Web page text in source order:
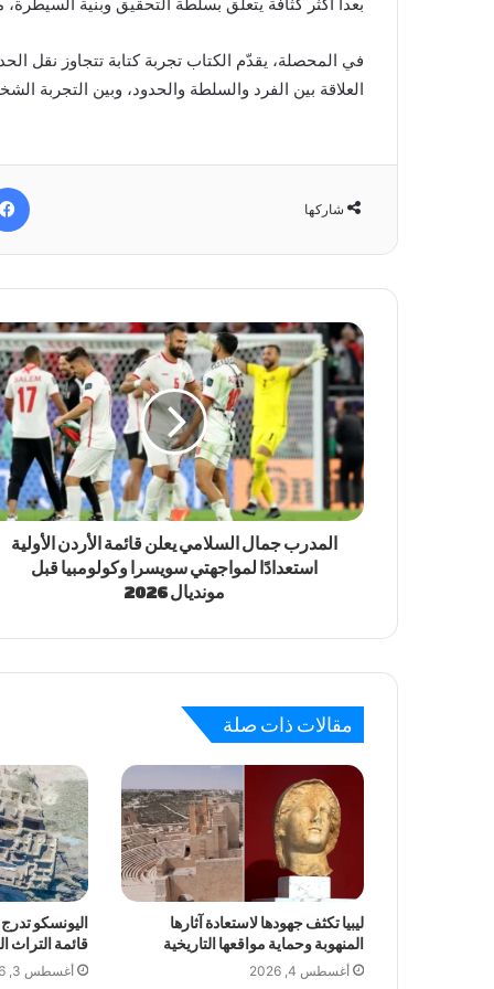
في المحصلة، يقدّم الكتاب تجربة كتابة تتجاوز نقل
العلاقة بين الفرد والسلطة والحدود، وبين التجربة
شاركها
المدرب جمال السلامي يعلن قائمة الأردن الأولية
استعدادًا لمواجهتي سويسرا وكولومبيا قبل
مونديال 2026
مقالات ذات صلة
ليبيا تكثف جهودها لاستعادة آثارها
المنهوبة وحماية مواقعها التاريخية
أغسطس 4, 2026
اليونسكو
قائمة التراث
أغسطس 3, 2026